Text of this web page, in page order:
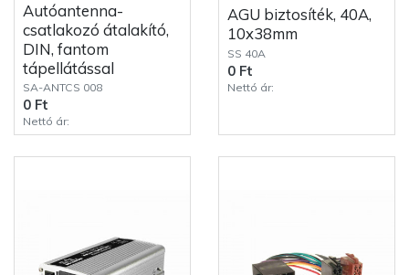
Autóantenna-
csatlakozó átalakító,
DIN, fantom
tápellátással
SA-ANTCS 008
0 Ft
Nettó ár:
AGU biztosíték, 40A,
10x38mm
SS 40A
0 Ft
Nettó ár: